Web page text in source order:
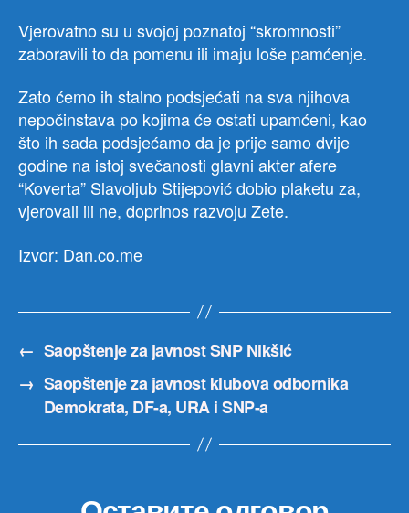
Vjerovatno su u svojoj poznatoj “skromnosti”
zaboravili to da pomenu ili imaju loše pamćenje.
Zato ćemo ih stalno podsjećati na sva njihova
nepočinstava po kojima će ostati upamćeni, kao
što ih sada podsjećamo da je prije samo dvije
godine na istoj svečanosti glavni akter afere
“Koverta” Slavoljub Stijepović dobio plaketu za,
vjerovali ili ne, doprinos razvoju Zete.
Izvor: Dan.co.me
← Saopštenje za javnost SNP Nikšić
→ Saopštenje za javnost klubova odbornika
Demokrata, DF-a, URA i SNP-a